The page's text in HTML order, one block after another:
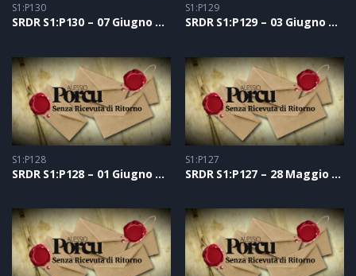
S1:P130
SRDR S1:P130 – 07 Giugno 2021
S1:P129
SRDR S1:P129 – 03 Giugno 2021
S1:P128
SRDR S1:P128 – 01 Giugno 2021
S1:P127
SRDR S1:P127 – 28 Maggio 2021